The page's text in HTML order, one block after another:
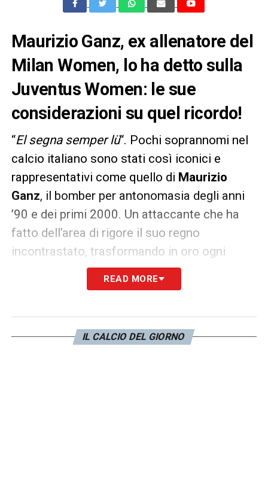
Maurizio Ganz, ex allenatore del
Milan Women, lo ha detto sulla
Juventus Women: le sue
considerazioni su quel ricordo!
“El segna semper lü“. Pochi soprannomi nel
calcio italiano sono stati così iconici e
rappresentativi come quello di Maurizio
Ganz, il bomber per antonomasia degli anni
’90 e dei primi 2000. Un attaccante che ha
fatto dell’area di rigore il suo regno
incontrastato, trasformando in oro ogni
pallone vagante con un fiuto del gol quasi
ineguagliabile. La sua carriera è legata
beniamino per entrambe le sponde del
READ MORE
IL CALCIO DEL GIORNO